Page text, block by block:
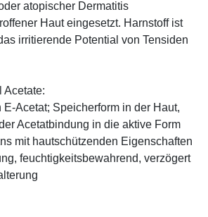
atopischer Dermatitis
Haut eingesetzt. Harnstoff ist
irritierende Potential von Tensiden
Acetate:
Acetat; Speicherform in der Haut,
Acetatbindung in die aktive Form
mit hautschützenden Eigenschaften
feuchtigkeitsbewahrend, verzögert